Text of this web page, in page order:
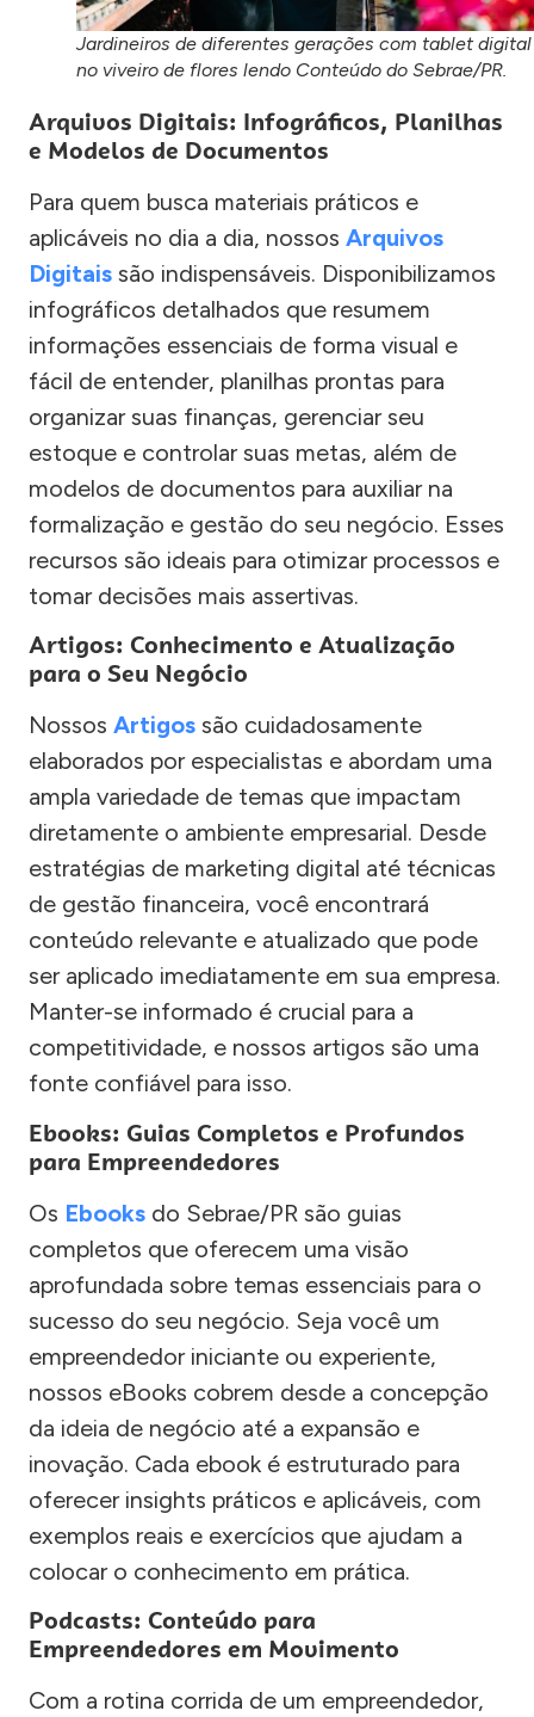
Jardineiros de diferentes gerações com tablet digital
no viveiro de flores lendo Conteúdo do Sebrae/PR.
Arquivos Digitais: Infográficos, Planilhas
e Modelos de Documentos
Para quem busca materiais práticos e
aplicáveis no dia a dia, nossos Arquivos
Digitais são indispensáveis. Disponibilizamos
infográficos detalhados que resumem
informações essenciais de forma visual e
fácil de entender, planilhas prontas para
organizar suas finanças, gerenciar seu
estoque e controlar suas metas, além de
modelos de documentos para auxiliar na
formalização e gestão do seu negócio. Esses
recursos são ideais para otimizar processos e
tomar decisões mais assertivas.
Artigos: Conhecimento e Atualização
para o Seu Negócio
Nossos Artigos são cuidadosamente
elaborados por especialistas e abordam uma
ampla variedade de temas que impactam
diretamente o ambiente empresarial. Desde
estratégias de marketing digital até técnicas
de gestão financeira, você encontrará
conteúdo relevante e atualizado que pode
ser aplicado imediatamente em sua empresa.
Manter-se informado é crucial para a
competitividade, e nossos artigos são uma
fonte confiável para isso.
Ebooks: Guias Completos e Profundos
para Empreendedores
Os Ebooks do Sebrae/PR são guias
completos que oferecem uma visão
aprofundada sobre temas essenciais para o
sucesso do seu negócio. Seja você um
empreendedor iniciante ou experiente,
nossos eBooks cobrem desde a concepção
da ideia de negócio até a expansão e
inovação. Cada ebook é estruturado para
oferecer insights práticos e aplicáveis, com
exemplos reais e exercícios que ajudam a
colocar o conhecimento em prática.
Podcasts: Conteúdo para
Empreendedores em Movimento
Com a rotina corrida de um empreendedor,